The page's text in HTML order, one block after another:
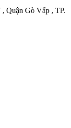
, Quận Gò Vấp , TP.